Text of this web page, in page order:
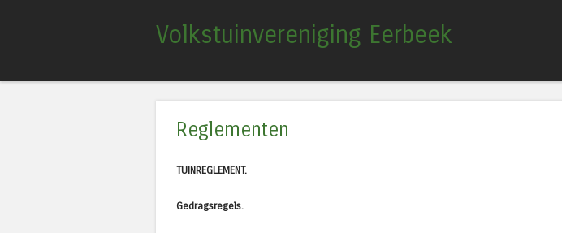
Volkstuinvereniging Eerbeek
Reglementen
TUINREGLEMENT.
Gedragsregels.